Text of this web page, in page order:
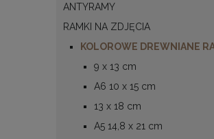
ANTYRAMY
RAMKI NA ZDJĘCIA
KOLOROWE DREWNIANE
9 x 13 cm
A6 10 x 15 cm
13 x 18 cm
A5 14,8 x 21 cm